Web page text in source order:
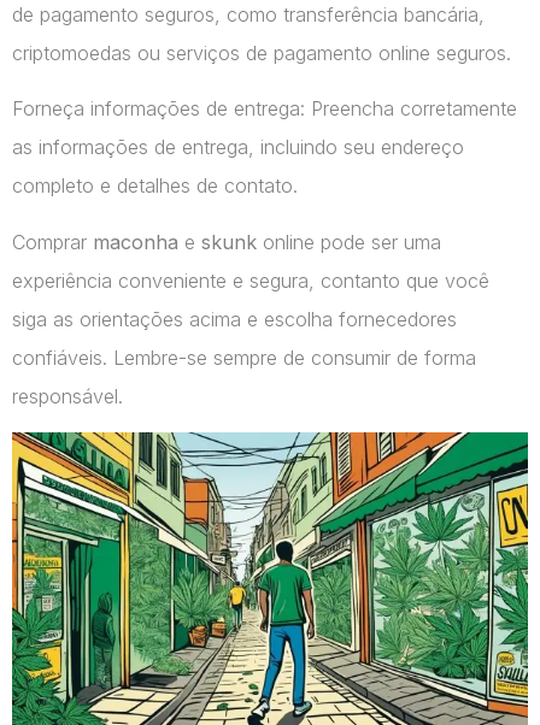
de pagamento seguros, como transferência bancária,
criptomoedas ou serviços de pagamento online seguros.
Forneça informações de entrega: Preencha corretamente
as informações de entrega, incluindo seu endereço
completo e detalhes de contato.
Comprar maconha e skunk online pode ser uma
experiência conveniente e segura, contanto que você
siga as orientações acima e escolha fornecedores
confiáveis. Lembre-se sempre de consumir de forma
responsável.